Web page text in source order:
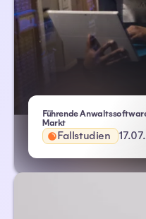
Führende
Markt– Atlas HXM
Fallstudien